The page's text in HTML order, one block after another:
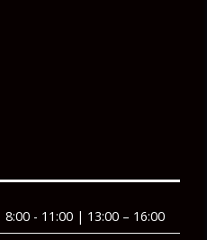
8:00 - 11:00 | 13:00 – 16:00